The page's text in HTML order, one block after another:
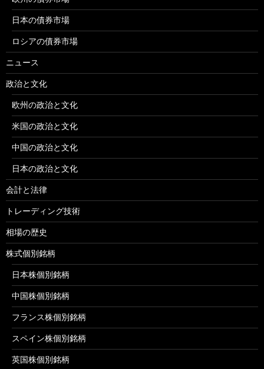
日本の債券市場
ロシアの債券市場
ニュース
政治と文化
欧州の政治と文化
米国の政治と文化
中国の政治と文化
日本の政治と文化
会計と法律
トレーディング技術
相場の歴史
株式個別銘柄
日本株個別銘柄
中国株個別銘柄
フランス株個別銘柄
スペイン株個別銘柄
英国株個別銘柄